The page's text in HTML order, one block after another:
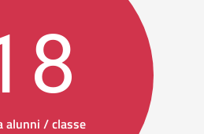
alunni / classe